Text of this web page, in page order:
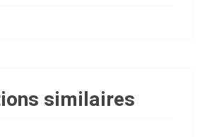
similaires